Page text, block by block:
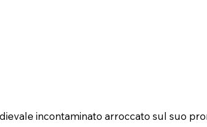
incontaminato arroccato sul suo